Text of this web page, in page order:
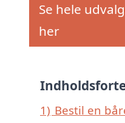
Se hele
her
1) Bestil en